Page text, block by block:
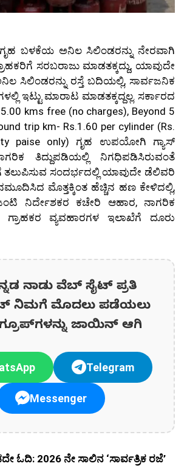
ಗೃಹ ಬಳಕೆಯ ಅನಿಲ ಸಿಲಿಂಡರನ್ನು ನೇರವಾಗಿ
ಸರಬರಾಜು ಮಾಡತಕ್ಕದ್ದು, ಯಾವುದೇ
ಸಿಲಿಂಡರನ್ನು ರಸ್ತೆ ಬದಿಯಲ್ಲಿ, ಸಾರ್ವಜನಿಕ
ಇಟ್ಟು ಮಾರಾಟ ಮಾಡತಕ್ಕದ್ದಲ್ಲ. ಸರ್ಕಾರದ
kms free (no charges), Beyond 5
trip km- Rs.1.60 per cylinder (Rs.
paise only) ಗೃಹ ಉಪಯೋಗಿ ಗ್ಯಾಸ್
ತಿದ್ದುಪಡಿಯಲ್ಲಿ ನಿಗಧಿಪಡಿಸಿರುವಂತೆ
ತಲುಪಿಸುವ ಸಂದರ್ಭದಲ್ಲಿ ಯಾವುದೇ ಡೆಲಿವರಿ
ಮೊತ್ತಕ್ಕಿಂತ ಹೆಚ್ಚಿನ ಹಣ ಕೇಳಿದಲ್ಲಿ,
ನಿರ್ದೇಶಕರ ಕಚೇರಿ ಆಹಾರ, ನಾಗರಿಕ
ಗ್ರಾಹಕರ ವ್ಯವಹಾರಗಳ ಇಲಾಖೆಗೆ ದೂರು
ನಾಡು ವೆಬ್ ಸೈಟ್ ಪ್ರತಿ
ನಿಮಗೆ ಮೊದಲು ಪಡೆಯಲು
ಜಾಯಿನ್ ಆಗಿ
Telegram
Messenger
ಓದಿ: 2026 ನೇ ಸಾಲಿನ ‘ಸಾರ್ವತ್ರಿಕ ರಜೆ’